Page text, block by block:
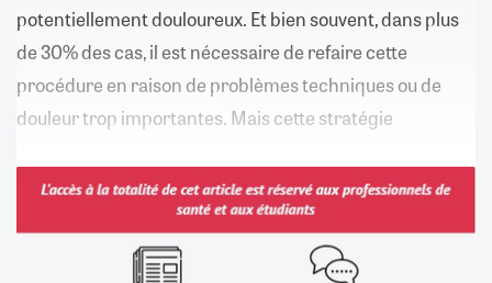
potentiellement douloureux. Et bien souvent, dans plus
de 30% des cas, il est nécessaire de refaire cette
procédure en raison de problèmes techniques ou de
douleur trop importantes. Mais cette stratégie